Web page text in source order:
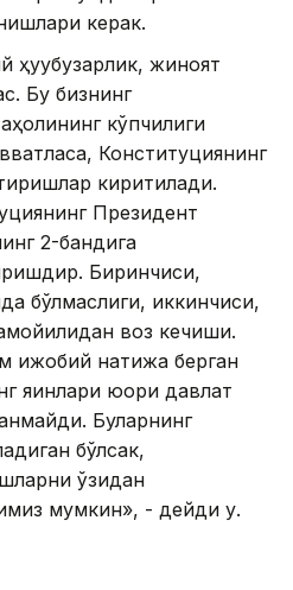
керак.
жиноят
Бу бизнинг
кўпчилиги
Конституциянинг
киритилади.
Президент
2-бандига
Биринчиси,
бўлмаслиги, иккинчиси,
воз кечиши.
ижобий натижа берган
яқинлари юқори давлат
Буларнинг
бўлсак,
ўзидан
мумкин», - дейди у.